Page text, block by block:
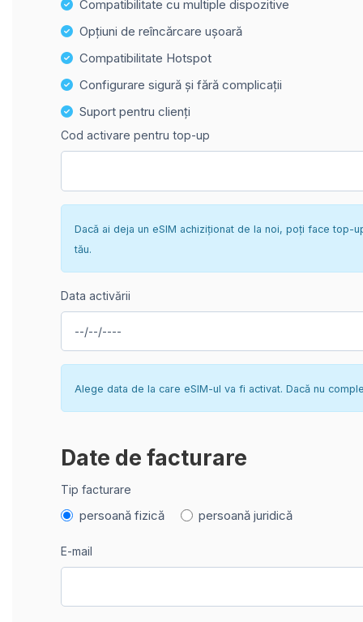
Compatibilitate cu multiple dispozitive
Opțiuni de reîncărcare ușoară
Compatibilitate Hotspot
Configurare sigură și fără complicații
Suport pentru clienți
Cod activare pentru top-up
Dacă ai deja un eSIM achiziționat de la noi, poți face
tău.
Data activării
Alege data de la care eSIM-ul va fi activat. Dacă nu
Date de facturare
Tip facturare
persoană fizică persoană juridică
E-mail